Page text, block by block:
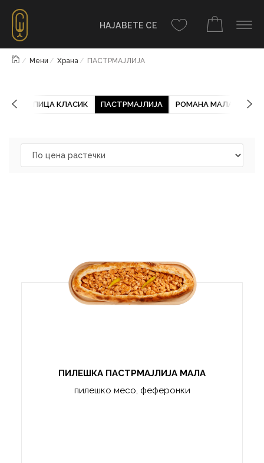
НАЈАВЕТЕ СЕ
Почетна
Мени Храна ПАСТРМАЈЛИЈА
ПИЦА КЛАСИК ПАСТРМАЈЛИЈА РОМАНА МАЛА
ПИЛЕШКА ПАСТРМАЈЛИЈА МАЛА
пилешко месо, феферонки